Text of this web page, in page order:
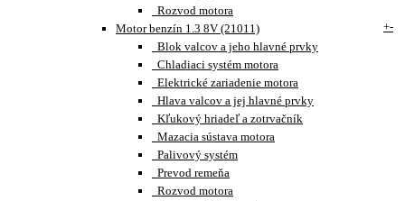
Rozvod motora
Motor benzín 1.3 8V (21011)
+-
Blok valcov a jeho hlavné prvky
Chladiaci systém motora
Elektrické zariadenie motora
Hlava valcov a jej hlavné prvky
Kľukový hriadeľ a zotrvačník
Mazacia sústava motora
Palivový systém
Prevod remeňa
Rozvod motora